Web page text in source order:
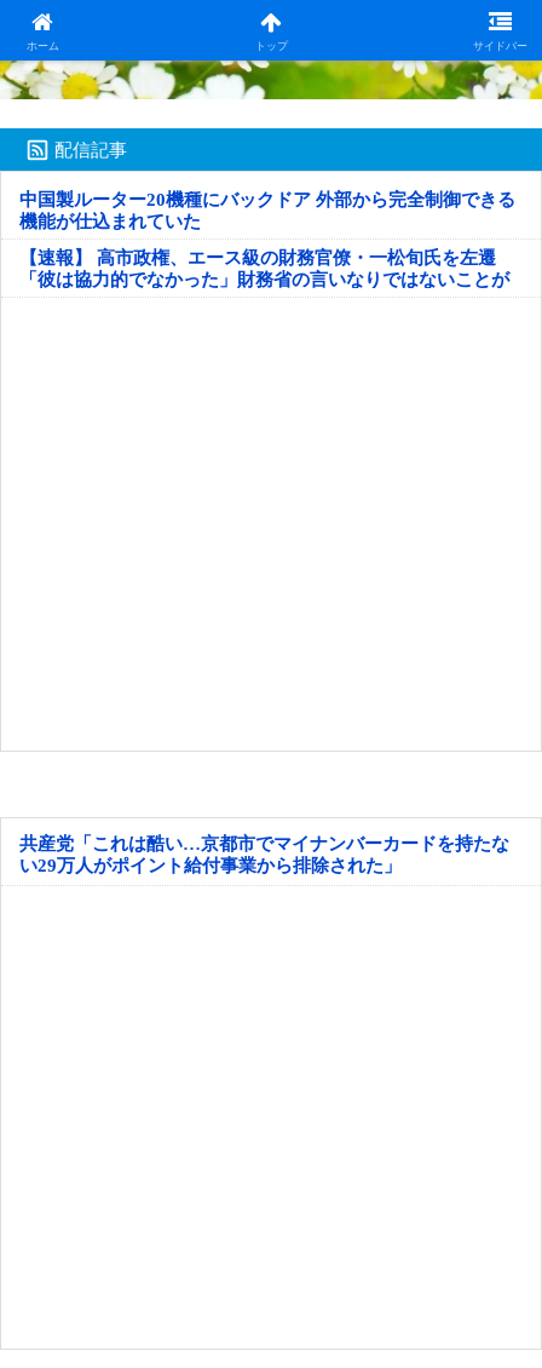
ホーム トップ サイドバー
日本第一！ニュース録
配信記事
中国製ルーター20機種にバックドア 外部から完全制御できる
機能が仕込まれていた
【速報】 高市政権、エース級の財務官僚・一松旬氏を左遷
「彼は協力的でなかった」財務省の言いなりではないことが
判明
共産党「これは酷い…京都市でマイナンバーカードを持たな
い29万人がポイント給付事業から排除された」